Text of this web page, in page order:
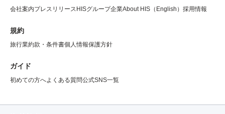
会社案内プレスリリース HISグループ企業About HIS（English） 採用情報
規約
旅行業約款・条件書個人情報保護方針
ガイド
初めての方へよくある質問公式SNS一覧